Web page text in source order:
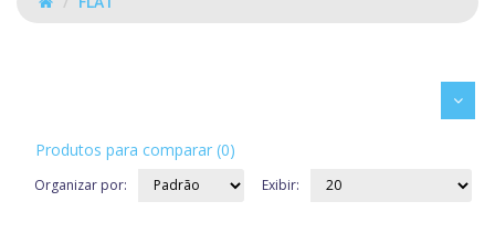
Produtos para comparar (0)
Organizar por: Exibir: